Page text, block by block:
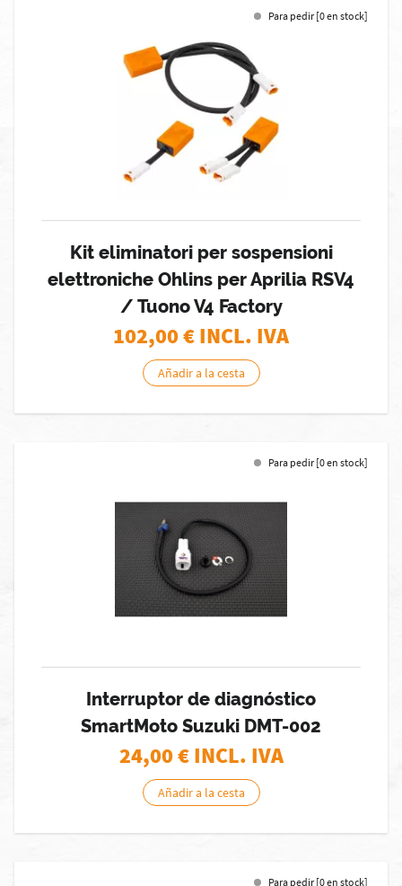
Para pedir [0 en stock]
Kit eliminatori per sospensioni
elettroniche Ohlins per Aprilia RSV4
/ Tuono V4 Factory
102,00€ INCL. IVA
Añadir a la cesta
Para pedir [0 en stock]
Interruptor de diagnóstico
SmartMoto Suzuki DMT-002
24,00€ INCL. IVA
Añadir a la cesta
Para pedir [0 en stock]